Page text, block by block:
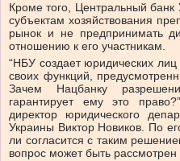
Кроме того, Центральный банк
субъектам хозяйствования
рынок и не предпринимать
отношению к его участникам.
“НБУ создает юридических
своих функций,
Зачем Нацбанку
гарантирует ему это
директор юридического
Украины Виктор Новиков. По
ли согласится с таким
вопрос может быть рассмотрен